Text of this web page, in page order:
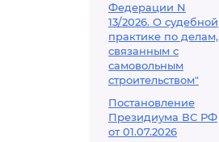
Федерации N
13/2026. О судебной
практике по делам,
связанным с
самовольным
строительством"
Постановление
Президиума ВС РФ
от 01.07.2026